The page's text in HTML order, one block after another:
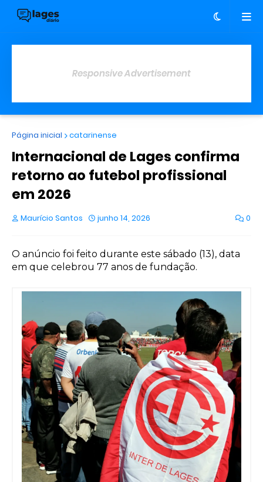
Responsive Advertisement
Página inicial catarinense
Internacional de Lages confirma
retorno ao futebol profissional
em 2026
Maurício Santos junho 14, 2026 0
O anúncio foi feito durante este sábado (13), data
em que celebrou 77 anos de fundação.